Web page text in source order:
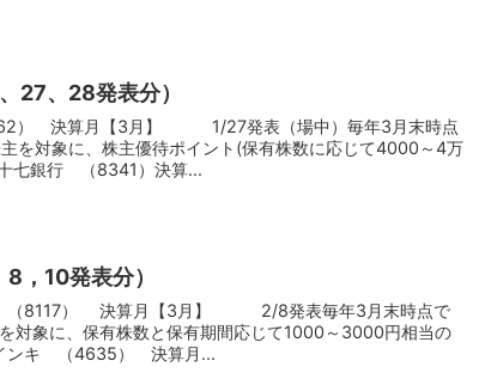
27、28発表分）
を対象に、株主優待ポイント(保有株数に応じて4000～4万
ト)を付与する。 七十七銀行 （8341）決算...
，10発表分）
対象に、保有株数と保有期間応じて1000～3000円相当の
呈する。 東京インキ （4635） 決算月...